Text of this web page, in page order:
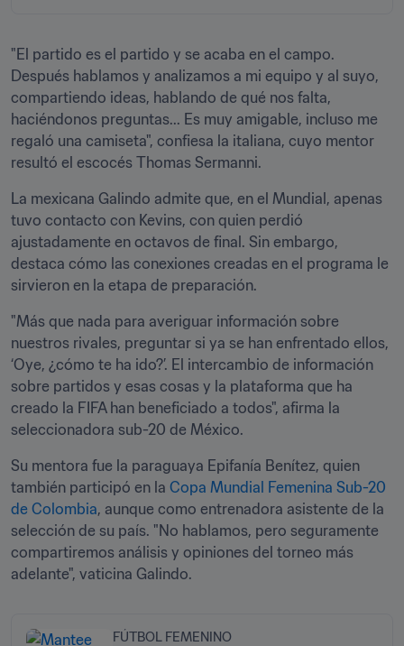
"El partido es el partido y se acaba en el campo.
Después hablamos y analizamos a mi equipo y al suyo,
compartiendo ideas, hablando de qué nos falta,
haciéndonos preguntas... Es muy amigable, incluso me
regaló una camiseta", confiesa la italiana, cuyo mentor
resultó el escocés Thomas Sermanni.
La mexicana Galindo admite que, en el Mundial, apenas
tuvo contacto con Kevins, con quien perdió
ajustadamente en octavos de final. Sin embargo,
destaca cómo las conexiones creadas en el programa le
sirvieron en la etapa de preparación.
"Más que nada para averiguar información sobre
nuestros rivales, preguntar si ya se han enfrentado ellos,
‘Oye, ¿cómo te ha ido?’. El intercambio de información
sobre partidos y esas cosas y la plataforma que ha
creado la FIFA han beneficiado a todos", afirma la
seleccionadora sub-20 de México.
Su mentora fue la paraguaya Epifanía Benítez, quien
también participó en la Copa Mundial Femenina Sub-20
de Colombia, aunque como entrenadora asistente de la
selección de su país. "No hablamos, pero seguramente
compartiremos análisis y opiniones del torneo más
adelante", vaticina Galindo.
FÚTBOL FEMENINO